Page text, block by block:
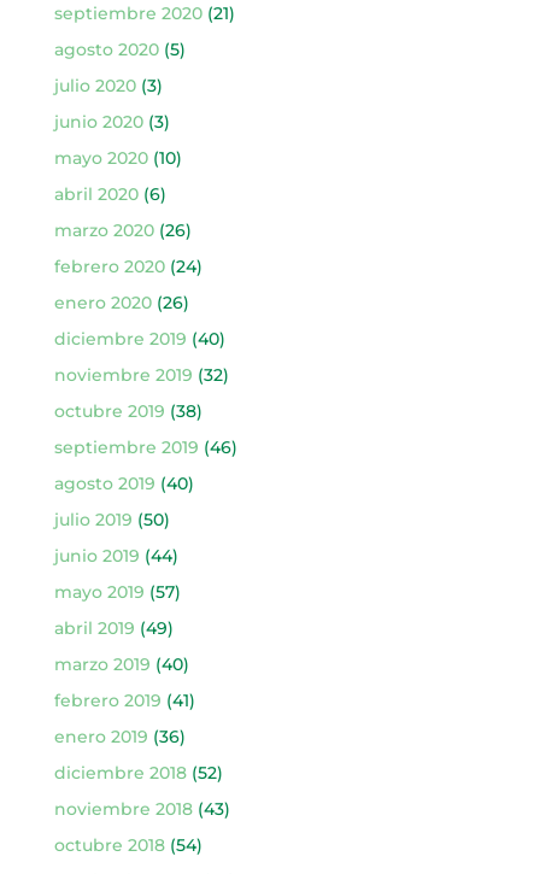
septiembre 2020(21)
agosto 2020(5)
julio 2020(3)
junio 2020(3)
mayo 2020(10)
abril 2020(6)
marzo 2020(26)
febrero 2020(24)
enero 2020(26)
diciembre 2019 (40)
noviembre 2019 (32)
octubre 2019 (38)
septiembre 2019 (46)
agosto 2019 (40)
julio 2019 (50)
junio 2019 (44)
mayo 2019 (57)
abril 2019 (49)
marzo 2019 (40)
febrero 2019 (41)
enero 2019 (36)
diciembre 2018(52)
noviembre 2018(43)
octubre 2018(54)